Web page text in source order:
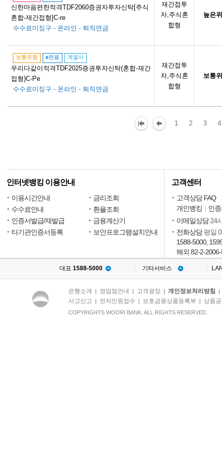
신한마음편한적격TDF2060증권자투자신탁[주식
혼합-재간접형]C-re
수수료미징구 - 온라인 - 퇴직연금
재간접투
자,주식혼
합형
높은
보통위험 e전용 계열사
우리다같이적격TDF2025증권투자신탁(혼합-재간
접형)C-Pe
수수료미징구 - 온라인 - 퇴직연금
재간접투
자,주식혼
합형
보통
1 2 3 4
인터넷뱅킹 이용안내
이용시간안내
금리조회
수수료안내
환율조회
인증서발급/재발급
금융계산기
타기관인증서등록
보안프로그램설치안내
고객센터
고객상담 FAQ
개인뱅킹
인
이메일상담 24
전화상담평일
1588-5000,
해외 82-2-
대표 1588-5000 기타서비스
은행소개 | 영업점안내 | 고객광장| 개인정보처리방침
사고신고 | 전자민원접수 | 보호금융상품등록부 | 상품
COPYRIGHTS WOORI BANK. ALL RIGHTS RESERVED.